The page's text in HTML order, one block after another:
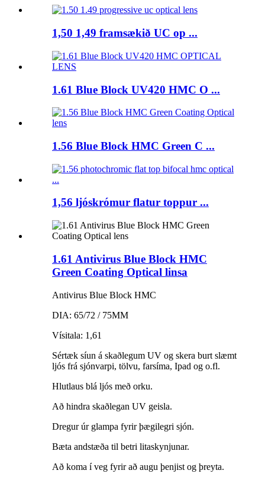
1,50 1,49 framsækið UC op ...
1.61 Blue Block UV420 HMC O ...
1.56 Blue Block HMC Green C ...
1,56 ljóskrómur flatur toppur ...
1.61 Antivirus Blue Block HMC
Green Coating Optical linsa
Antivirus Blue Block HMC
DIA: 65/72 / 75MM
Vísitala: 1,61
Sértæk síun á skaðlegum UV og skera burt slæmt
ljós frá sjónvarpi, tölvu, farsíma, Ipad og o.fl.
Hlutlaus blá ljós með orku.
Að hindra skaðlegan UV geisla.
Dregur úr glampa fyrir þægilegri sjón.
Bæta andstæða til betri litaskynjunar.
Að koma í veg fyrir að augu þenjist og þreyta.